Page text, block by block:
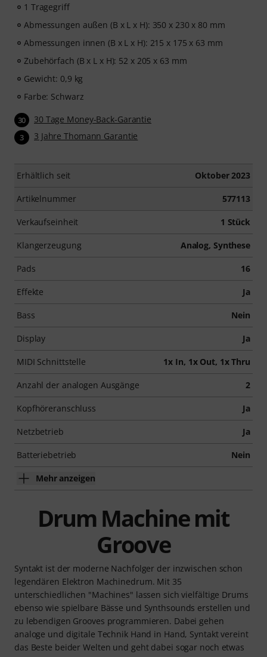
1 Tragegriff
Abmessungen außen (B x L x H): 350 x 230 x 80 mm
Abmessungen innen (B x L x H): 215 x 175 x 63 mm
Zubehörfach (B x L x H): 52 x 205 x 63 mm
Gewicht: 0,9 kg
Farbe: Schwarz
30 30 Tage Money-Back-Garantie
3 3 Jahre Thomann Garantie
Erhältlich seit Oktober 2023
Artikelnummer 577113
Verkaufseinheit 1 Stück
Klangerzeugung Analog, Synthese
Pads 16
Effekte Ja
Bass Nein
Display Ja
MIDI Schnittstelle 1x In, 1x Out, 1x Thru
Anzahl der analogen Ausgänge 2
Kopfhöreranschluss Ja
Netzbetrieb Ja
Batteriebetrieb Nein
Mehr anzeigen
Drum Machine mit
Groove
Syntakt ist der moderne Nachfolger der inzwischen schon
legendären Elektron Machinedrum. Mit 35
unterschiedlichen "Machines" lassen sich vielfältige Drums
ebenso wie spielbare Bässe und Synthsounds erstellen und
zu lebendigen Grooves programmieren. Dabei gehen
analoge und digitale Technik Hand in Hand, Syntakt vereint
das Beste beider Welten und geht dabei sogar noch etwas